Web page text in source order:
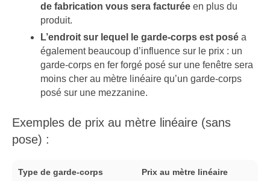
de fabrication vous sera facturéeen plus du
produit.
L’endroit sur lequel le garde-corps est poséa
également beaucoup d’influence sur le prix : un
garde-corps en fer forgé posé sur une fenêtre sera
moins cher au mètre linéaire qu’un garde-corps
posé sur une mezzanine.
Exemples de prix au mètre linéaire (sans
pose) :
Type de garde-corps Prix au mètre linéaire